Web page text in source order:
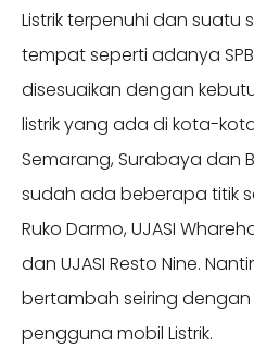
Listrik terpenuhi dan
tempat seperti adanya
disesuaikan dengan
listrik yang ada di kota-
Semarang, Surabaya dan
sudah ada beberapa titik
Ruko Darmo, UJASI
dan UJASI Resto Nine.
bertambah seiring
pengguna mobil Listrik.